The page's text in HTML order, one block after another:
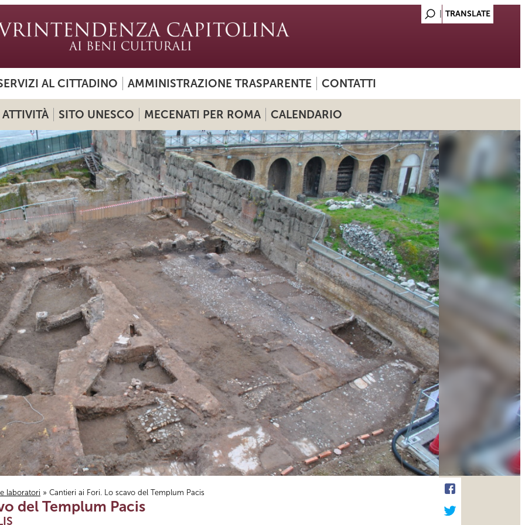
AL CITTADINO AMMINISTRAZIONE TRASPARENTE CONTATTI
ATTIVITÀ SITO UNESCO MECENATI PER ROMA CALENDARIO
laboratori » Cantieri ai Fori. Lo scavo del Templum Pacis
del Templum Pacis